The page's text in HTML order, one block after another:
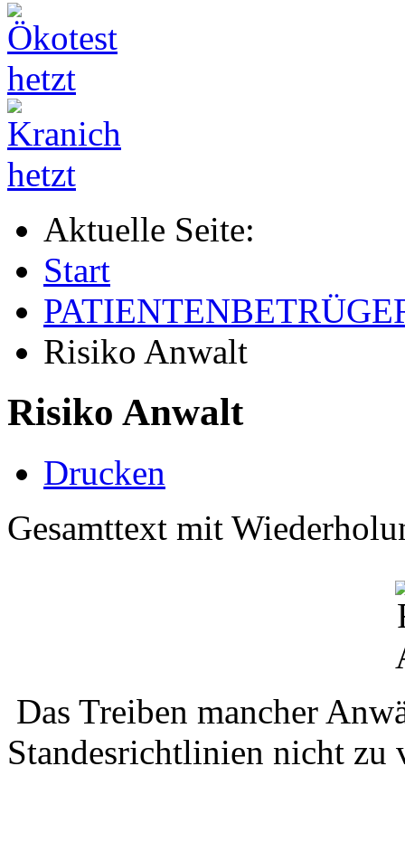
Aktuelle Seite:
Start
Risiko Anwalt
Risiko Anwalt
Drucken
Gesamttext mit
Das Treiben mancher
Standesrichtlinien nicht zu